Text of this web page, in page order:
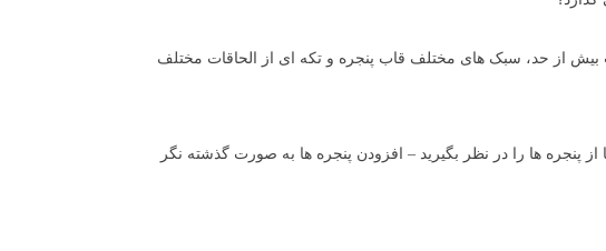
از حد، سبک های مختلف قاب پنجره و تکه ای از الحاقات مختلف
پنجره ها را در نظر بگیرید – افزودن پنجره ها به صورت گذشته نگر